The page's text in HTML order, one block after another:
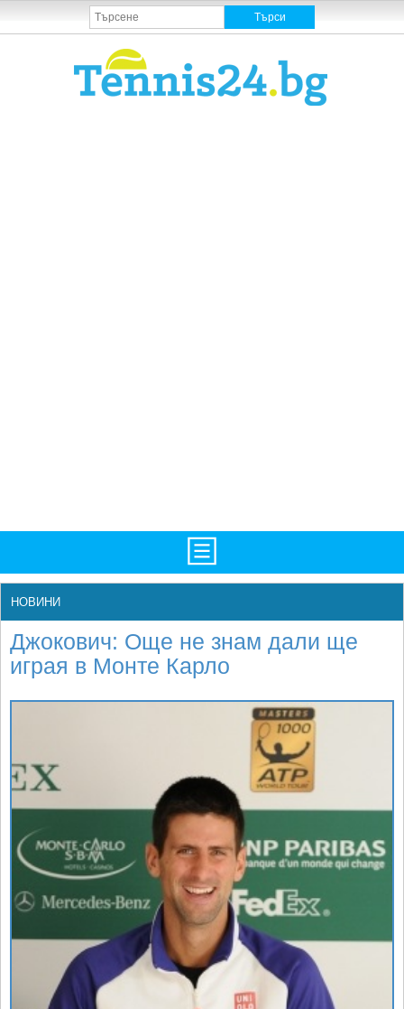
НОВИНИ
БГ
ТУРНИРИ
SOFIA OPEN
КЛУБОВЕ
БЛОГ
ВИДЕО
ЖЪЛТО
РАКЕТНИ
Фотогалерии
Рекорди/Статистика
Истории
Ретро
Спорт&Фитнес
Други
Любители
НОВИНИ
Джокович: Още не знам дали ще
играя в Монте Карло